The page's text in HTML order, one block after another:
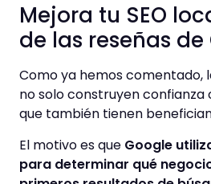
Mejora tu SEO
de las reseñas de
Como ya hemos comentado,
no solo construyen confianza
que también tienen benefician
El motivo es que Google
para determinar qué